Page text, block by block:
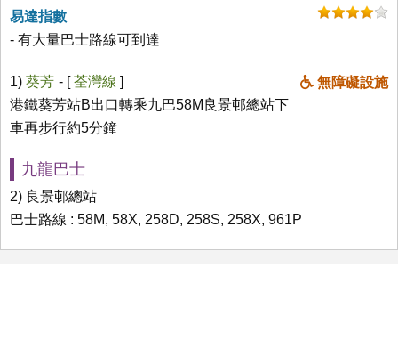
易達指數
- 有大量巴士路線可到達
1) 葵芳 無障礙設施
- [荃灣線 ]
港鐵葵芳站B出口轉乘九巴58M良景邨總站下
車再步行約5分鐘
九龍巴士
2) 良景邨總站
巴士路線 : 58M, 58X, 258D, 258S, 258X, 961P